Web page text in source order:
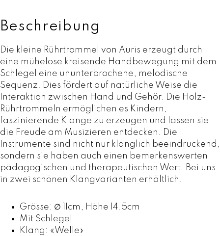
Beschreibung
Die kleine Rührtrommel von Auris erzeugt durch
eine mühelose kreisende Handbewegung mit dem
Schlegel eine ununterbrochene, melodische
Sequenz. Dies fördert auf natürliche Weise die
Interaktion zwischen Hand und Gehör. Die Holz-
Rührtrommeln ermöglichen es Kindern,
faszinierende Klänge zu erzeugen und lassen sie
die Freude am Musizieren entdecken. Die
Instrumente sind nicht nur klanglich beeindruckend,
sondern sie haben auch einen bemerkenswerten
pädagogischen und therapeutischen Wert. Bei uns
in zwei schönen Klangvarianten erhältlich.
Grösse: ∅ 11cm, Höhe 14.5cm
Mit Schlegel
Klang: «Welle»